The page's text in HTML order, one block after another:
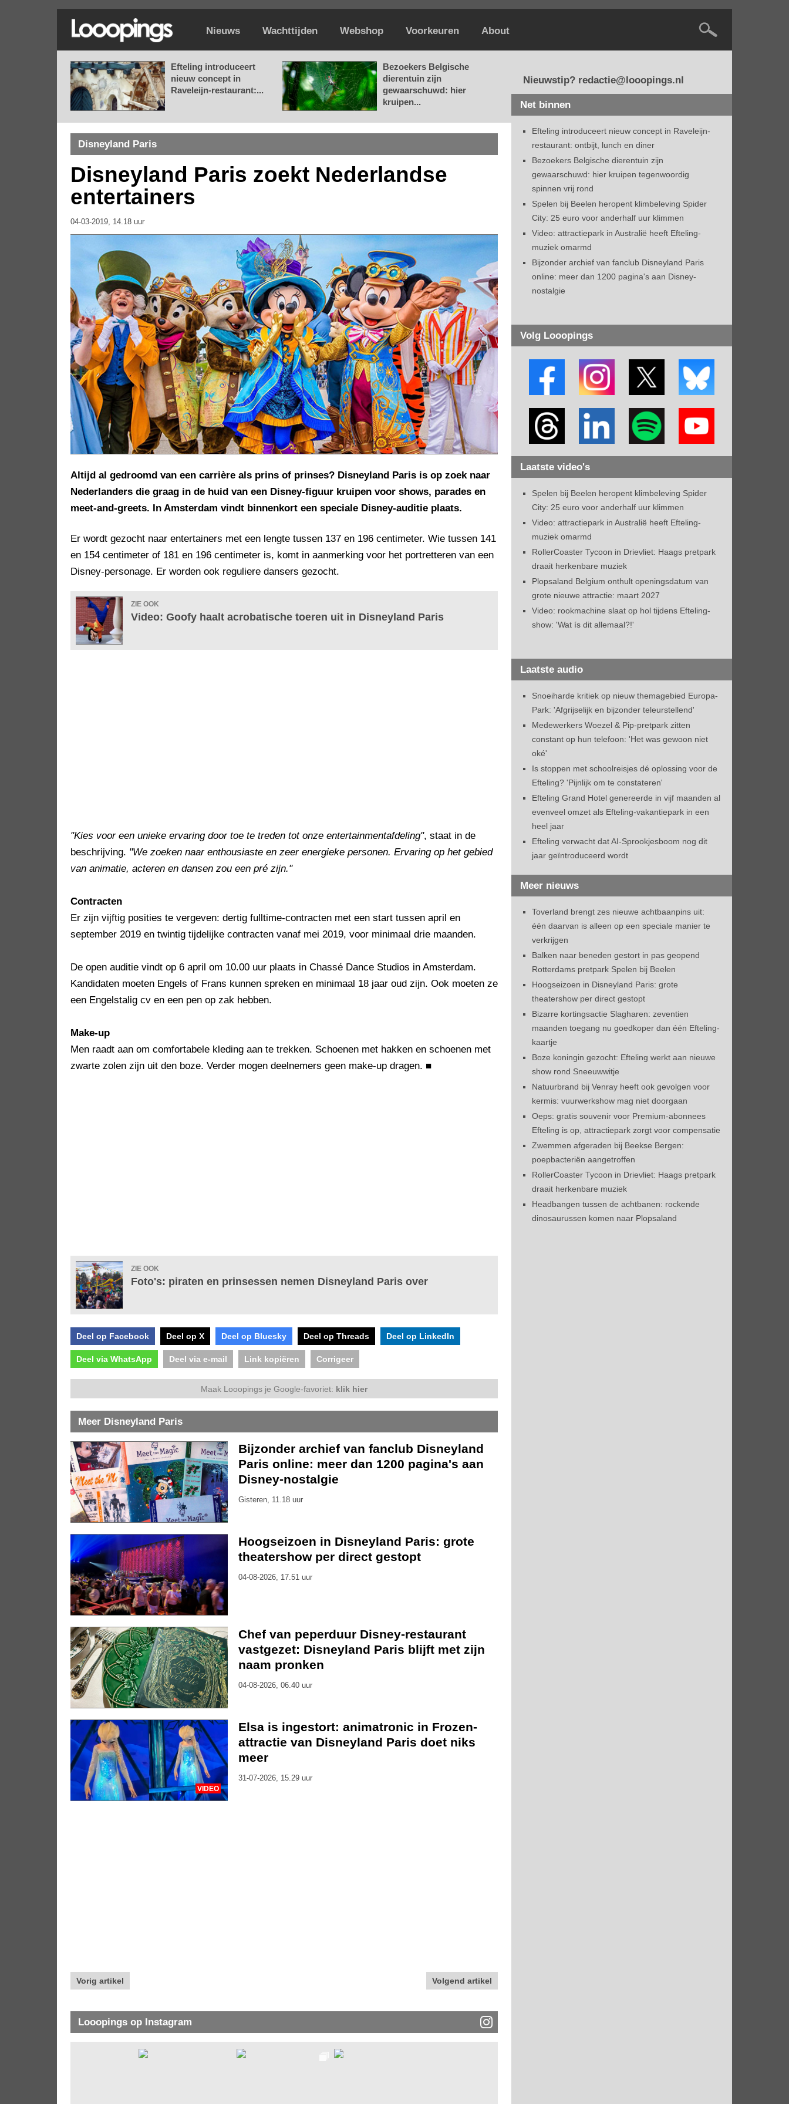
Nieuws Wachttijden Webshop Voorkeuren About
Efteling introduceert
nieuw concept in
Raveleijn-restaurant:...
Bezoekers Belgische
dierentuin zijn
gewaarschuwd: hier
kruipen...
Disneyland Paris
Disneyland Paris zoekt Nederlandse
entertainers
04-03-2019, 14.18 uur
Altijd al gedroomd van een carrière als prins of prinses? Disneyland Paris is op zoek naar
Nederlanders die graag in de huid van een Disney-figuur kruipen voor shows, parades en
meet-and-greets. In Amsterdam vindt binnenkort een speciale Disney-auditie plaats.
Er wordt gezocht naar entertainers met een lengte tussen 137 en 196 centimeter. Wie tussen 141
en 154 centimeter of 181 en 196 centimeter is, komt in aanmerking voor het portretteren van een
Disney-personage. Er worden ook reguliere dansers gezocht.
ZIE OOK
Video: Goofy haalt acrobatische toeren uit in Disneyland Paris
"Kies voor een unieke ervaring door toe te treden tot onze entertainmentafdeling", staat in de
beschrijving. "We zoeken naar enthousiaste en zeer energieke personen. Ervaring op het gebied
van animatie, acteren en dansen zou een pré zijn."
Contracten
Er zijn vijftig posities te vergeven: dertig fulltime-contracten met een start tussen april en
september 2019 en twintig tijdelijke contracten vanaf mei 2019, voor minimaal drie maanden.
De open auditie vindt op 6 april om 10.00 uur plaats in Chassé Dance Studios in Amsterdam.
Kandidaten moeten Engels of Frans kunnen spreken en minimaal 18 jaar oud zijn. Ook moeten ze
een Engelstalig cv en een pen op zak hebben.
Make-up
Men raadt aan om comfortabele kleding aan te trekken. Schoenen met hakken en schoenen met
zwarte zolen zijn uit den boze. Verder mogen deelnemers geen make-up dragen. ■
ZIE OOK
Foto's: piraten en prinsessen nemen Disneyland Paris over
Deel op Facebook Deel op X Deel op Bluesky Deel op Threads Deel op LinkedIn
Deel via WhatsApp Deel via e-mail Link kopiëren Corrigeer
Maak Looopings je Google-favoriet: klik hier
Meer Disneyland Paris
Bijzonder archief van fanclub Disneyland
Paris online: meer dan 1200 pagina's aan
Disney-nostalgie
Gisteren, 11.18 uur
Hoogseizoen in Disneyland Paris: grote
theatershow per direct gestopt
04-08-2026, 17.51 uur
Chef van peperduur Disney-restaurant
vastgezet: Disneyland Paris blijft met zijn
naam pronken
04-08-2026, 06.40 uur
VIDEO
Elsa is ingestort: animatronic in Frozen-
attractie van Disneyland Paris doet niks
meer
31-07-2026, 15.29 uur
Vorig artikel Volgend artikel
Looopings op Instagram
Nieuwstip? redactie@looopings.nl
Net binnen
Efteling introduceert nieuw concept in Raveleijn-
restaurant: ontbijt, lunch en diner
Bezoekers Belgische dierentuin zijn
gewaarschuwd: hier kruipen tegenwoordig
spinnen vrij rond
Spelen bij Beelen heropent klimbeleving Spider
City: 25 euro voor anderhalf uur klimmen
Video: attractiepark in Australië heeft Efteling-
muziek omarmd
Bijzonder archief van fanclub Disneyland Paris
online: meer dan 1200 pagina's aan Disney-
nostalgie
Volg Looopings
Laatste video's
Spelen bij Beelen heropent klimbeleving Spider
City: 25 euro voor anderhalf uur klimmen
Video: attractiepark in Australië heeft Efteling-
muziek omarmd
RollerCoaster Tycoon in Drievliet: Haags pretpark
draait herkenbare muziek
Plopsaland Belgium onthult openingsdatum van
grote nieuwe attractie: maart 2027
Video: rookmachine slaat op hol tijdens Efteling-
show: 'Wat ís dit allemaal?!'
Laatste audio
Snoeiharde kritiek op nieuw themagebied Europa-
Park: 'Afgrijselijk en bijzonder teleurstellend'
Medewerkers Woezel & Pip-pretpark zitten
constant op hun telefoon: 'Het was gewoon niet
oké'
Is stoppen met schoolreisjes dé oplossing voor de
Efteling? 'Pijnlijk om te constateren'
Efteling Grand Hotel genereerde in vijf maanden al
evenveel omzet als Efteling-vakantiepark in een
heel jaar
Efteling verwacht dat AI-Sprookjesboom nog dit
jaar geïntroduceerd wordt
Meer nieuws
Toverland brengt zes nieuwe achtbaanpins uit:
één daarvan is alleen op een speciale manier te
verkrijgen
Balken naar beneden gestort in pas geopend
Rotterdams pretpark Spelen bij Beelen
Hoogseizoen in Disneyland Paris: grote
theatershow per direct gestopt
Bizarre kortingsactie Slagharen: zeventien
maanden toegang nu goedkoper dan één Efteling-
kaartje
Boze koningin gezocht: Efteling werkt aan nieuwe
show rond Sneeuwwitje
Natuurbrand bij Venray heeft ook gevolgen voor
kermis: vuurwerkshow mag niet doorgaan
Oeps: gratis souvenir voor Premium-abonnees
Efteling is op, attractiepark zorgt voor compensatie
Zwemmen afgeraden bij Beekse Bergen:
poepbacteriën aangetroffen
RollerCoaster Tycoon in Drievliet: Haags pretpark
draait herkenbare muziek
Headbangen tussen de achtbanen: rockende
dinosaurussen komen naar Plopsaland